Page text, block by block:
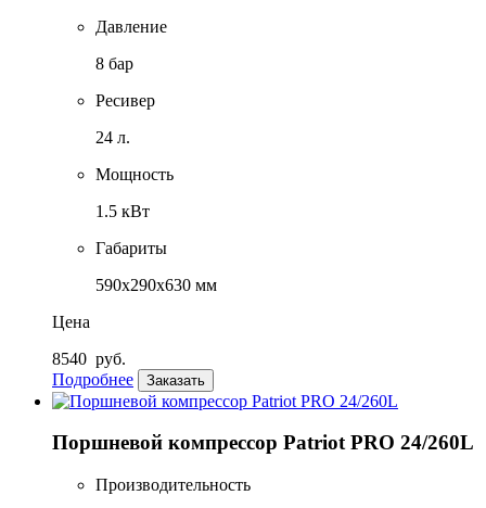
Давление
8 бар
Ресивер
24 л.
Мощность
1.5 кВт
Габариты
590х290х630 мм
Цена
8540 руб.
Подробнее
Заказать
Поршневой компрессор Patriot PRO 24/260L
Производительность